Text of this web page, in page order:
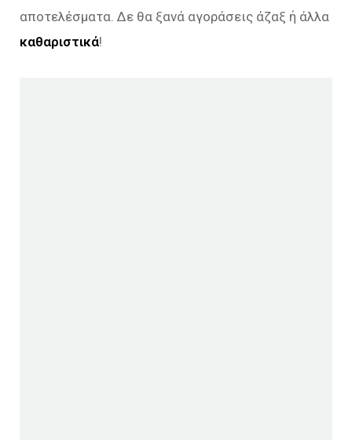
αποτελέσματα. Δε θα ξανά αγοράσεις άζαξ ή άλλα
καθαριστικά!